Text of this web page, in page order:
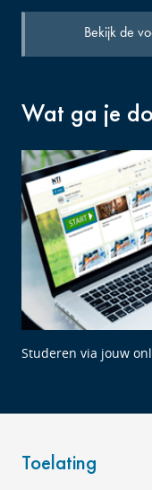
Bekijk de
Wat ga je
Studeren via jouw
Toelating